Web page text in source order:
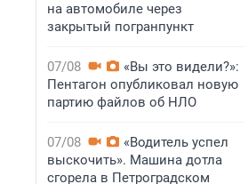
на автомобиле через
закрытый погранпункт
07/08
«Вы это видели?»:
Пентагон опубликовал новую
партию файлов об НЛО
07/08
«Водитель успел
выскочить». Машина дотла
сгорела в Петроградском